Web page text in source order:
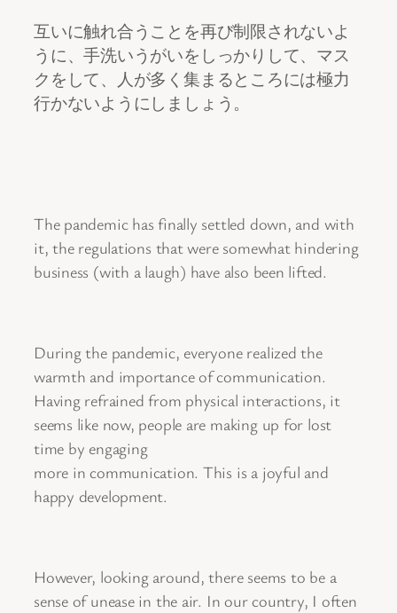
互いに触れ合うことを再び制限されないよ
うに、手洗いうがいをしっかりして、マス
クをして、人が多く集まるところには極力
行かないようにしましょう。
The pandemic has finally settled down, and with
it, the regulations that were somewhat hindering
business (with a laugh) have also been lifted.
During the pandemic, everyone realized the
warmth and importance of communication.
Having refrained from physical interactions, it
seems like now, people are making up for lost
time by engaging
more in communication. This is a joyful and
happy development.
However, looking around, there seems to be a
sense of unease in the air. In our country, I often